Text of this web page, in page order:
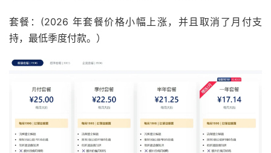
套餐：(2026 年套餐价格小幅上涨，并且取消了月付支
持，最低季度付款。）